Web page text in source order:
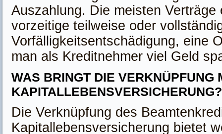
Auszahlung. Die meisten Verträge
vorzeitige teilweise oder
Vorfälligkeitsentschädigung, eine
man als Kreditnehmer viel Geld
WAS BRINGT DIE VERKNÜPFUNG
KAPITALLEBENSVERSICHERUNG?
Die Verknüpfung des
Kapitallebensversicherung bietet